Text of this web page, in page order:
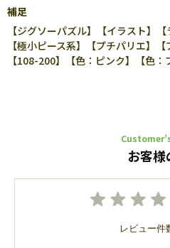
補足
【ジグソーパズル】【イラスト】
【極小ピース系】【プチパリエ】
【108-200】【色：ピンク】【色：
お客様
レビュー件